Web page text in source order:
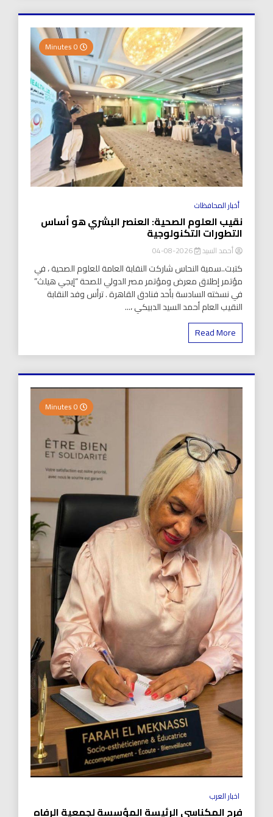
أخبار المحافظات
نقيب العلوم الصحية: العنصر البشري هو أساس
التطورات التكنولوجية
أحمد السيد 2026-08-04
كتبت..سمية النحاس شاركت النقابة العامة للعلوم الصحية ، في
مؤتمر إطلاق معرض ومؤتمر مصر الدولي للصحة “إيجي هيلث”
في نسخته السادسة بأحد فنادق القاهرة . ترأس وفد النقابة
النقيب العام أحمد السيد الدبيكي ،...
Read More
اخبار العرب
فرح المكناسي الرئيسة المؤسسة لجمعية الرفاه